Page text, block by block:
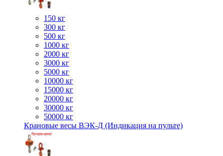
150 кг
300 кг
500 кг
1000 кг
2000 кг
3000 кг
5000 кг
10000 кг
15000 кг
20000 кг
30000 кг
50000 кг
Крановые весы ВЭК-Д (Индикация на пульте)